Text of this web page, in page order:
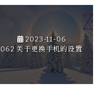
2023-11-06
062 关于更换手机的设置